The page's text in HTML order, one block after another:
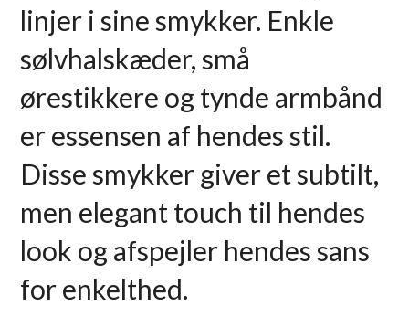
linjer i sine smykker. Enkle
sølvhalskæder, små
ørestikkere og tynde armbånd
er essensen af ​​hendes stil.
Disse smykker giver et subtilt,
men elegant touch til hendes
look og afspejler hendes sans
for enkelthed.